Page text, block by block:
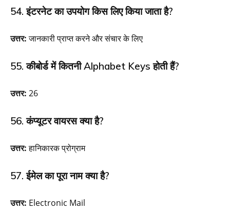
54. इंटरनेट का उपयोग किस लिए किया जाता है?
उत्तर:जानकारी प्राप्त करने और संचार के लिए
55. कीबोर्ड में कितनी Alphabet Keys होती हैं?
उत्तर: 26
56. कंप्यूटर वायरस क्या है?
उत्तर:हानिकारक प्रोग्राम
57. ईमेल का पूरा नाम क्या है?
उत्तर: Electronic Mail